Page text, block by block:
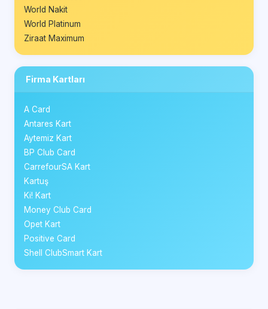
World Nakit
World Platinum
Ziraat Maximum
Firma Kartları
A Card
Antares Kart
Aytemiz Kart
BP Club Card
CarrefourSA Kart
Kartuş
Ki! Kart
Money Club Card
Opet Kart
Positive Card
Shell ClubSmart Kart